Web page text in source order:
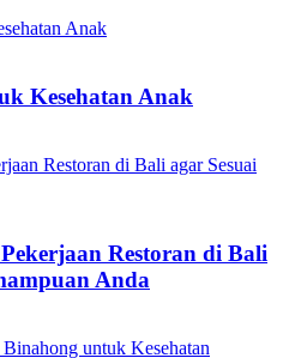
Kesehatan Anak
Restoran di Bali
Anda